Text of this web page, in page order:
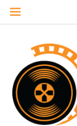
Naar
springen